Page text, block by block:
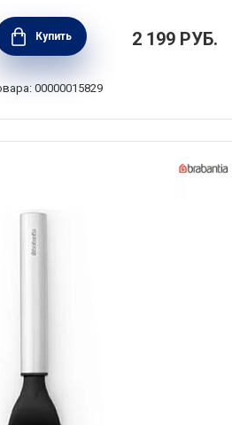
материал нейлон, цвет
Бельгия, 122767
Купить 2 199 РУБ.
00000015829